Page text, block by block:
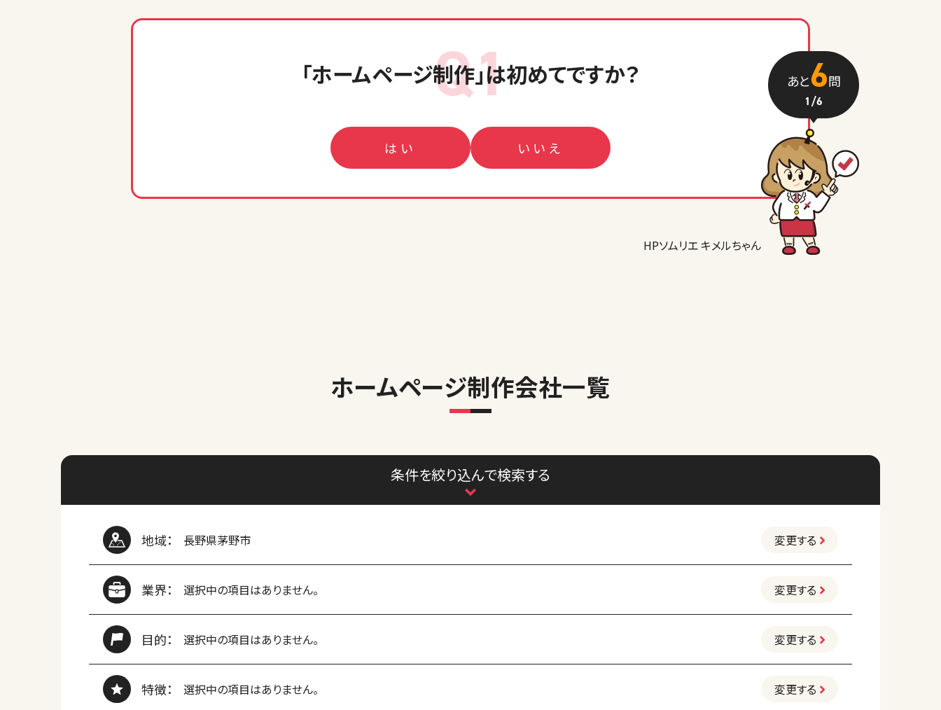
あと6問
1/6
HPソムリエ キメルちゃん
Q1
「ホームページ制作」は初めてですか？
はい いいえ
ホームページ制作会社一覧
条件を絞り込んで検索する
地域： 長野県茅野市 変更する
業界： 選択中の項目はありません。 変更する
目的： 選択中の項目はありません。 変更する
特徴： 選択中の項目はありません。 変更する